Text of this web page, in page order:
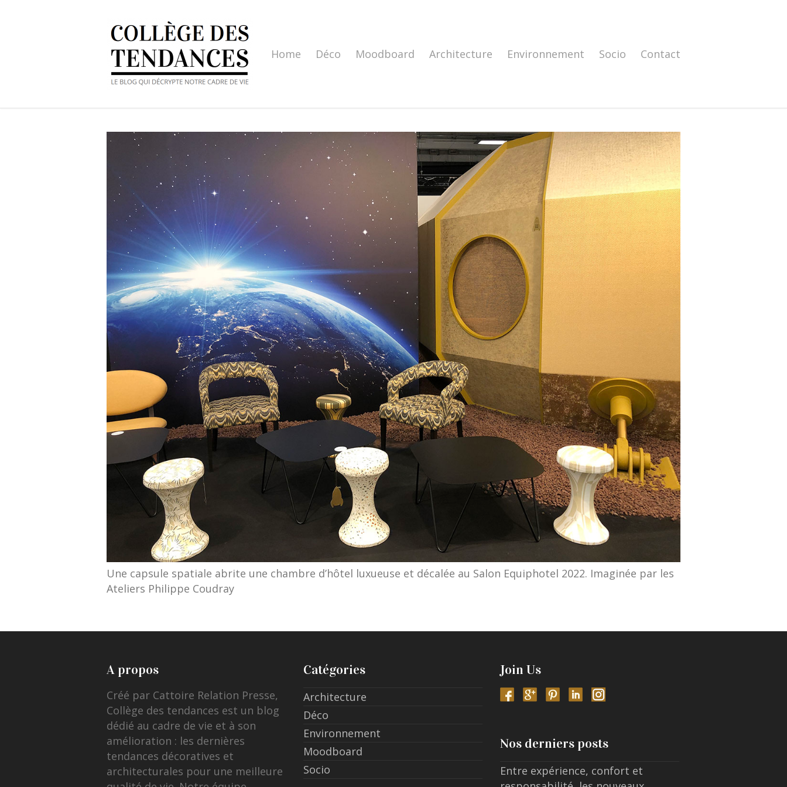
Home Déco Moodboard Architecture Environnement Socio Contact
Une capsule spatiale abrite une chambre d’hôtel luxueuse et décalée au Salon Equiphotel 2022. Imaginée par les
Ateliers Philippe Coudray
A propos
Créé par Cattoire Relation Presse,
Collège des tendances est un blog
dédié au cadre de vie et à son
amélioration : les dernières
tendances décoratives et
architecturales pour une meilleure
Catégories
Architecture
Déco
Environnement
Moodboard
Socio
Join Us
Nos derniers posts
Entre expérience, confort et